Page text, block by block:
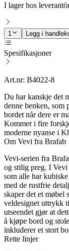
I lager hos
1 Legg i
Spesifikasjoner
Art.nr: B4022-8
Du har kanskje det
denne benken, som
bordet når dere er
Kommer i fire
moderne nyanse i
Om Vevi fra Brafab
Vevi-serien fra
og stilig preg. I Vevi
som alle har
med de rustfrie
skaper det et møbel
veldesignet uttrykk
utseendet gjør at
å kjøpe bord og
inkluderer et stort
Rette linjer